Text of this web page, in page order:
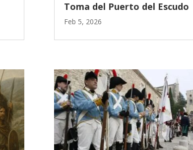
Toma del Puerto del Escudo
Feb 5, 2026